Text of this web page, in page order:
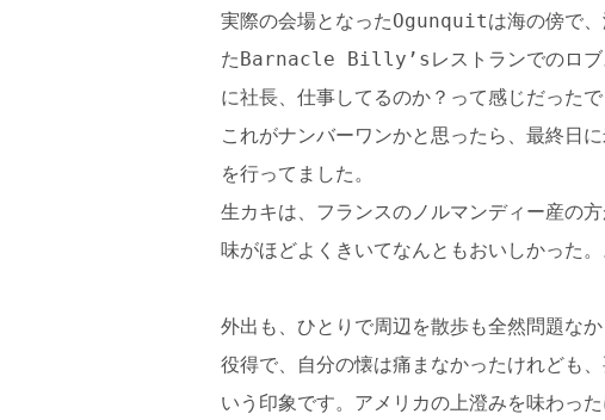
実際の会場となったOgunquitは海の傍で、
たBarnacle Billy’sレストランでのロブス
に社長、仕事してるのか？って感じだったで
これがナンバーワンかと思ったら、最終日
を行ってました。
生カキは、フランスのノルマンディー産の
味がほどよくきいてなんともおいしかった。
外出も、ひとりで周辺を散歩も全然問題
役得で、自分の懐は痛まなかったけれども
いう印象です。アメリカの上澄みを味わっ